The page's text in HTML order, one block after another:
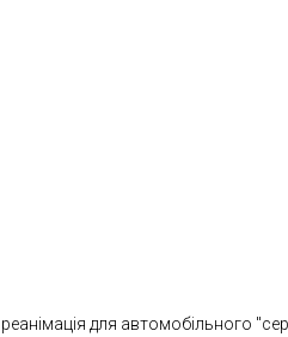
для автомобільного